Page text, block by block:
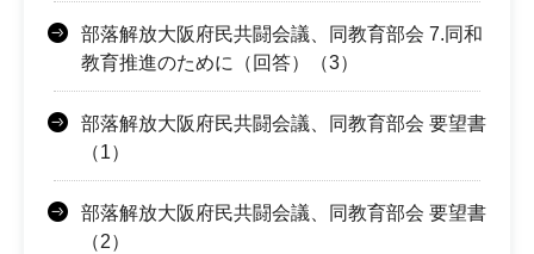
部落解放大阪府民共闘会議、同教育部会 7.同和
教育推進のために（回答）（3）
部落解放大阪府民共闘会議、同教育部会 要望書
（1）
部落解放大阪府民共闘会議、同教育部会 要望書
（2）